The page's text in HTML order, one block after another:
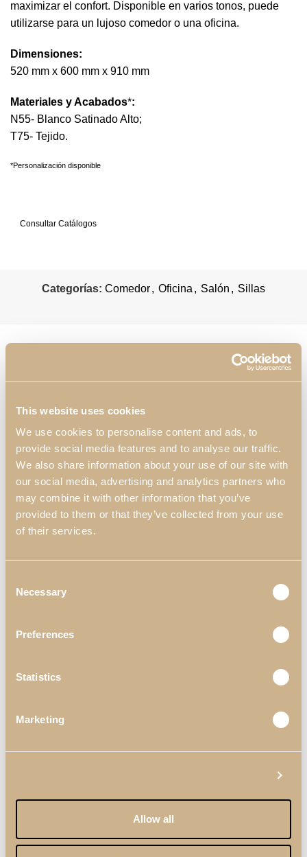
This website uses cookies
We use cookies to personalise content and ads, to
provide social media features and to analyse our traffic.
We also share information about your use of our site with
our social media, advertising and analytics partners who
may combine it with other information that you’ve
provided to them or that they’ve collected from your use
of their services.
Selection
Necessary
Preferences
Statistics
Marketing
Allow all
maximizar el confort. Disponible en varios tonos, puede
utilizarse para un lujoso comedor o una oficina.
Dimensiones:
520 mm x 600 mm x 910 mm
Materiales y Acabados*:
N55- Blanco Satinado Alto;
T75- Tejido.
*Personalización disponible
Consultar Catálogos
Categorías: Comedor, Oficina , Salón , Sillas
Kyara
Profesionales
Términos & Condiciones